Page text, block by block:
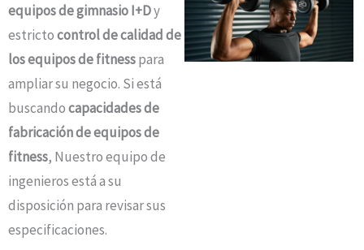
equipos de gimnasio I+Dy
estrictocontrol de calidad de
los equipos de fitnesspara
ampliar su negocio. Si está
buscandocapacidades de
fabricación de equipos de
fitness, Nuestro equipo de
ingenieros está a su
disposición para revisar sus
especificaciones.